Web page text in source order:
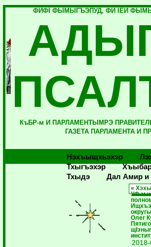
ФИФI ФЫМЫГЪЭПУД, ФИ IЕЙ
КъБР-м И ПАРЛАМЕНТЫМРЭ
ГАЗЕТА ПАРЛАМЕНТА И
Нэхъыщхьэхэр
Тхыгъэхэр
Тхыдэ
Дал Амир и
«
УФ-м и
Олег